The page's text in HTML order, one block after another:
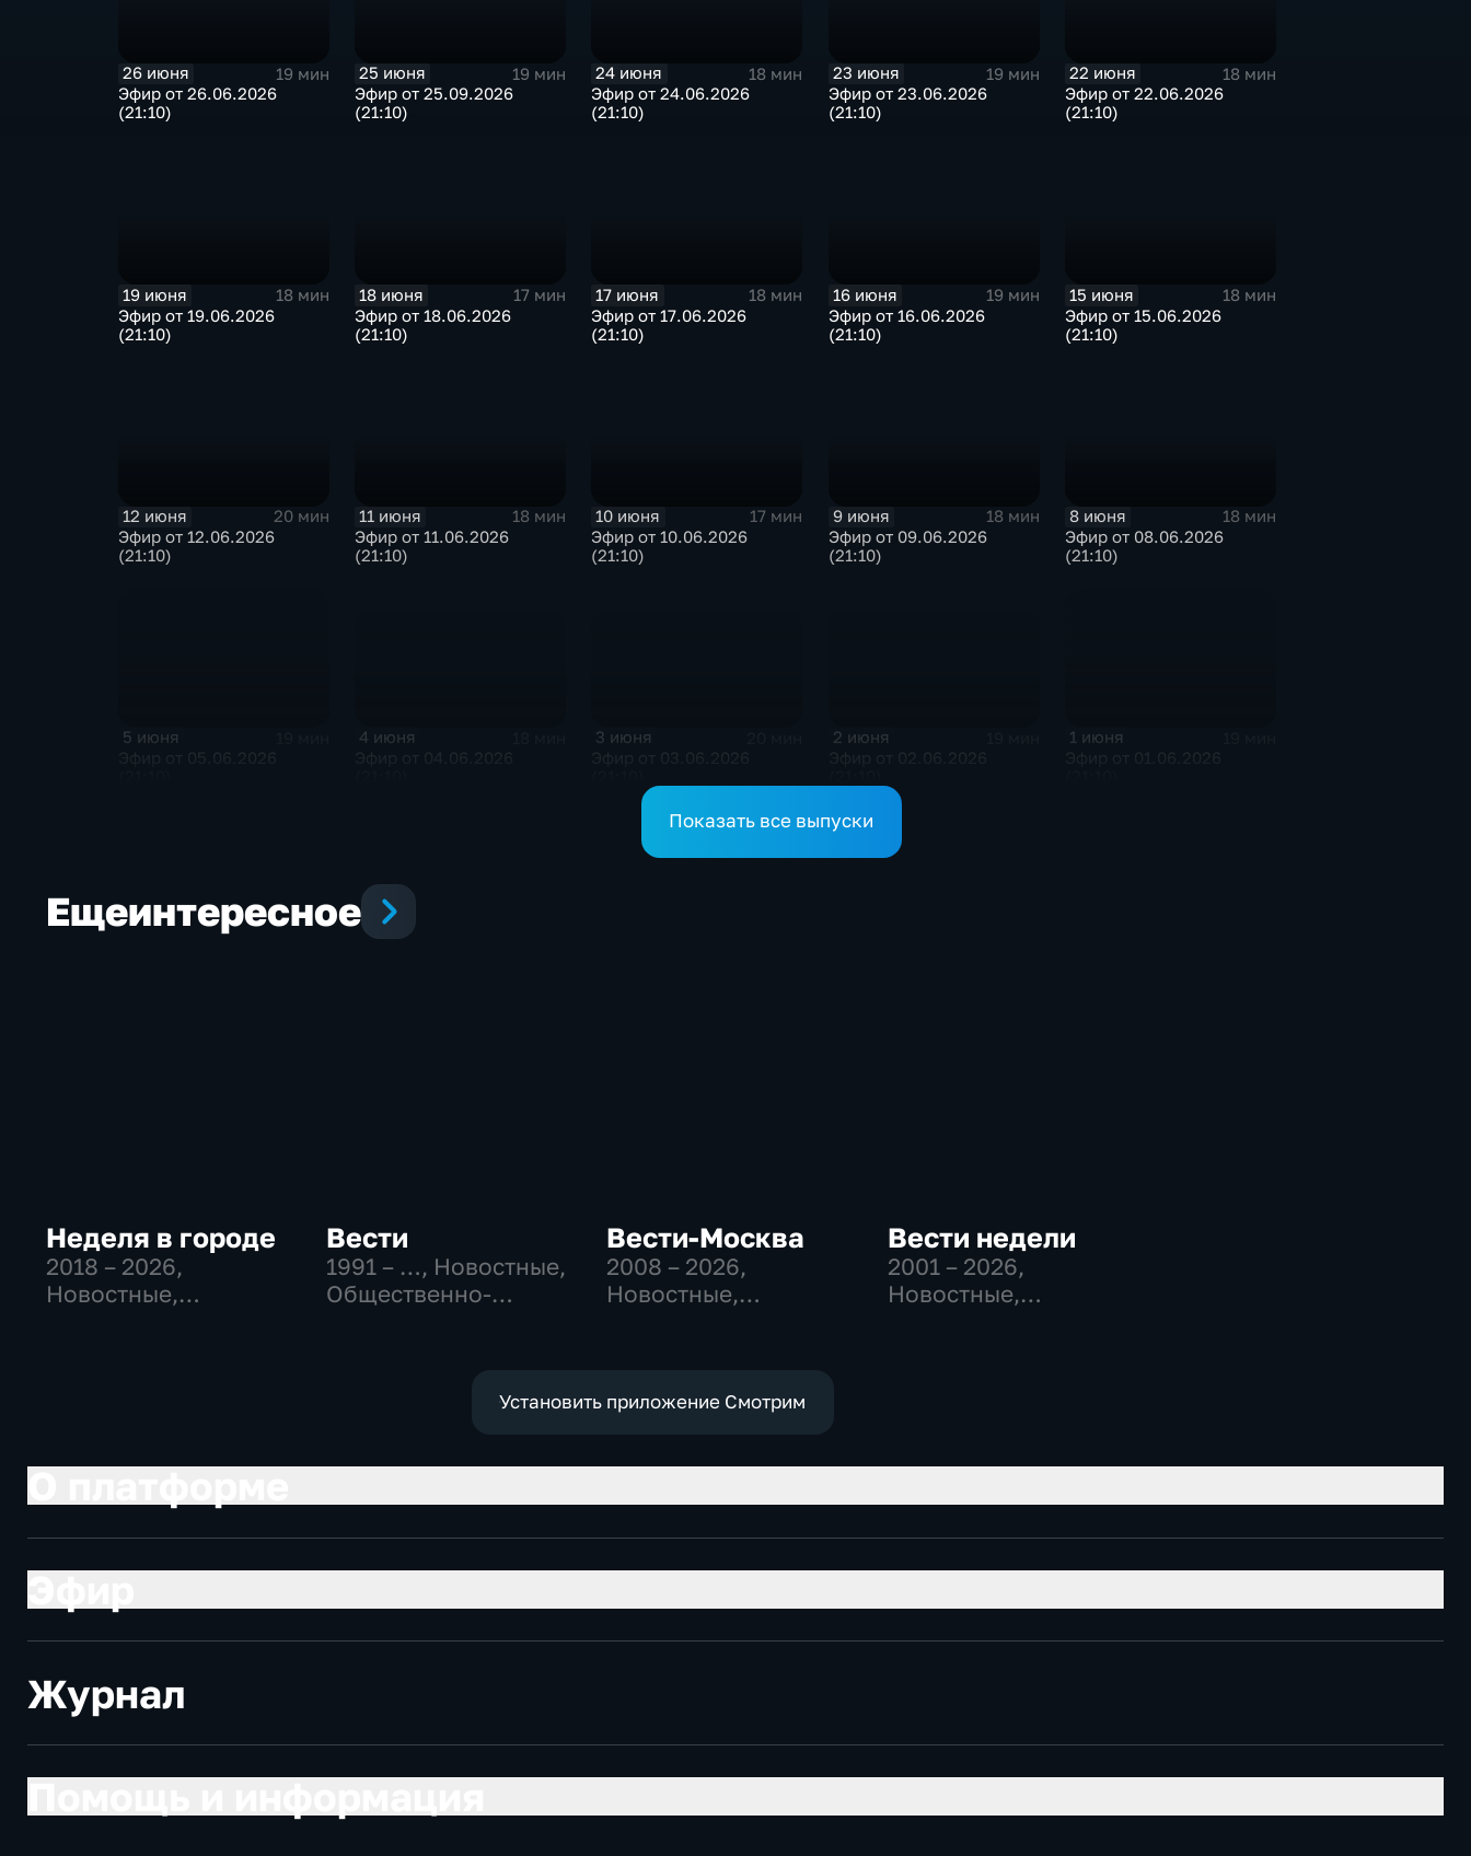
26 июня
19 мин
Эфир от 26.06.2026
(21:10)
25 июня
19 мин
Эфир от 25.09.2026
(21:10)
24 июня
18 мин
Эфир от 24.06.2026
(21:10)
23 июня
19 мин
Эфир от 23.06.2026
(21:10)
22 июня
18 мин
Эфир от 22.06.2026
(21:10)
19 июня
18 мин
Эфир от 19.06.2026
(21:10)
18 июня
17 мин
Эфир от 18.06.2026
(21:10)
17 июня
18 мин
Эфир от 17.06.2026
(21:10)
16 июня
19 мин
Эфир от 16.06.2026
(21:10)
15 июня
18 мин
Эфир от 15.06.2026
(21:10)
12 июня
20 мин
Эфир от 12.06.2026
(21:10)
11 июня
18 мин
Эфир от 11.06.2026
(21:10)
10 июня
17 мин
Эфир от 10.06.2026
(21:10)
9 июня
18 мин
Эфир от 09.06.2026
(21:10)
8 июня
18 мин
Эфир от 08.06.2026
(21:10)
5 июня 4 июня 3 июня 2 июня 1 июня
Показать все выпуски
Ещеинтересное
Неделя в городе
2018 – 2026,
Новостные,
Вести
1991 – …, Новостные,
Общественно-
Вести-Москва
2008 – 2026,
Новостные,
экономические
Вести недели
2001 – 2026,
Новостные,
Установить приложение Смотрим
Журнал